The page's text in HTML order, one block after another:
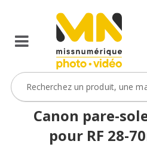
Canon pare-
pour RF 28-